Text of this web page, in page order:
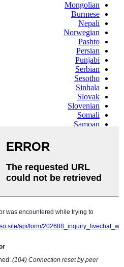
Mongolian
Burmese
Nepali
Norwegian
Pashto
Persian
Punjabi
Serbian
Sesotho
Sinhala
Slovak
Slovenian
Somali
Samoan
Swahili
Tajik
Telugu
Ukrainian
Urdu
Xhosa